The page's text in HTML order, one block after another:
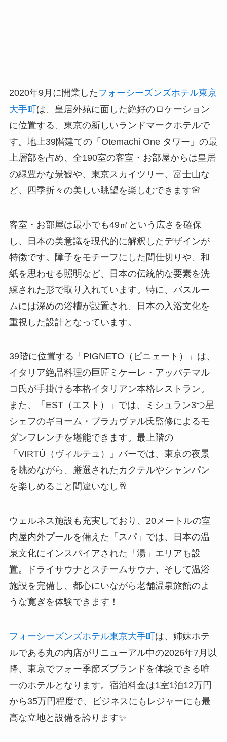
2020年9月に開業した フォーシーズンズホテル東京
大手町は、皇居外苑に面した絶好のロケーション
に位置する、東京の新しいランドマークホテルで
す。地上39階建ての「Otemachi One タワー」の最
上層部を占め、全190室の客室・お部屋からは皇居
の緑豊かな景観や、東京スカイツリー、富士山な
ど、四季折々の美しい眺望を楽しむできます🌸
客室・お部屋は最小でも49㎡という広さを確保
し、日本の美意識を現代的に解釈したデザインが
特徴です。障子をモチーフにした間仕切りや、和
紙を思わせる照明など、日本の伝統的な要素を洗
練された形で取り入れています。特に、バスルー
ムには深めの浴槽が設置され、日本の入浴文化を
重視した設計となっています。
39階に位置する「PIGNETO（ピニェート）」は、
イタリア絶品料理の巨匠ミケーレ・アッバテマル
コ氏が手掛ける本格イタリアン本格レストラン。
また、「EST（エスト）」では、ミシュラン3つ星
シェフのギヨーム・ブラカヴァル氏監修によるモ
ダンフレンチを堪能できます。最上階の
「VIRTÙ（ヴィルテュ）」バーでは、東京の夜景
を眺めながら、厳選されたカクテルやシャンパン
を楽しめること間違いなし🥂
ウェルネス施設も充実しており、20メートルの室
内屋内外プールを備えた「スパ」では、日本の温
泉文化にインスパイアされた「湯」エリアも設
置。ドライサウナとスチームサウナ、そして温浴
施設を完備し、都心にいながら老舗温泉旅館のよ
うな寛ぎを体験できます！
フォーシーズンズホテル東京大手町 は、姉妹ホテ
ルである丸の内店がリニューアル中の2026年7月以
降、東京でフォー季節ズブランドを体験できる唯
一のホテルとなります。宿泊料金は1室1泊12万円
から35万円程度で、ビジネスにもレジャーにも最
高な立地と設備を誇ります✨